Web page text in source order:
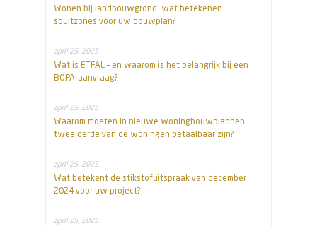
Wonen bij landbouwgrond: wat betekenen
spuitzones voor uw bouwplan?
april 25, 2025
Wat is ETFAL – en waarom is het belangrijk bij een
BOPA-aanvraag?
april 25, 2025
Waarom moeten in nieuwe woningbouwplannen
twee derde van de woningen betaalbaar zijn?
april 25, 2025
Wat betekent de stikstofuitspraak van december
2024 voor uw project?
april 25, 2025